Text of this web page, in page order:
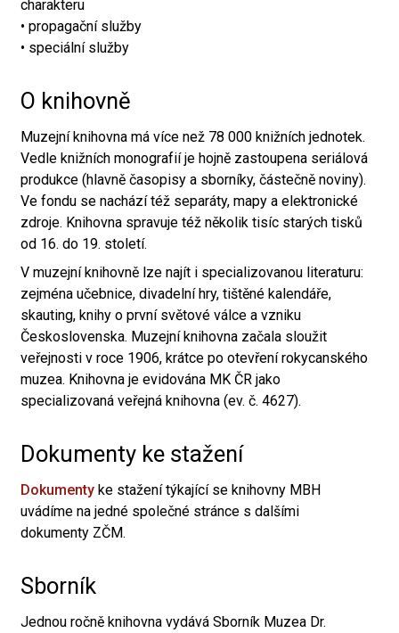
charakteru
• propagační služby
• speciální služby
O knihovně
Muzejní knihovna má více než 78 000 knižních jednotek.
Vedle knižních monografií je hojně zastoupena seriálová
produkce (hlavně časopisy a sborníky, částečně noviny).
Ve fondu se nachází též separáty, mapy a elektronické
zdroje. Knihovna spravuje též několik tisíc starých tisků
od 16. do 19. století.
V muzejní knihovně lze najít i specializovanou literaturu:
zejména učebnice, divadelní hry, tištěné kalendáře,
skauting, knihy o první světové válce a vzniku
Československa. Muzejní knihovna začala sloužit
veřejnosti v roce 1906, krátce po otevření rokycanského
muzea. Knihovna je evidována MK ČR jako
specializovaná veřejná knihovna (ev. č. 4627).
Dokumenty ke stažení
Dokumenty ke stažení týkající se knihovny MBH
uvádíme na jedné společné stránce s dalšími
dokumenty ZČM.
Sborník
Jednou ročně knihovna vydává Sborník Muzea Dr.